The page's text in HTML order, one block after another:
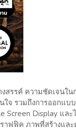
รรค์ ความชัดเจนใ
จ รวมถึงการออกแบ
Display และ
ฟฟิค ภาพที่สร้างแล